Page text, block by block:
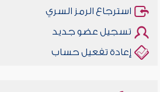
استرجاع الرمز السري
تسجيل عضو جديد
إعادة تفعيل حساب